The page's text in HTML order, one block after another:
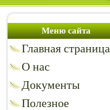
Меню сайта
Главная страница
О нас
Документы
Полезное